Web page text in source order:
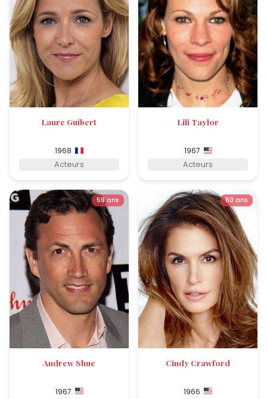
Laure Guibert
1968
Acteurs
Lili Taylor
1967
Acteurs
59 ans
Andrew Shue
1967
60 ans
Cindy Crawford
1966